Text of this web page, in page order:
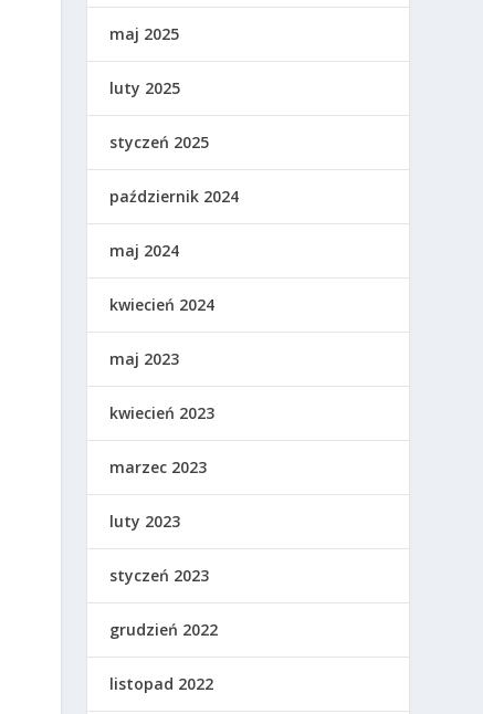
maj 2025
luty 2025
styczeń 2025
październik 2024
maj 2024
kwiecień 2024
maj 2023
kwiecień 2023
marzec 2023
luty 2023
styczeń 2023
grudzień 2022
listopad 2022